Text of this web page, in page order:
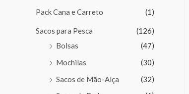
Pack Cana e Carreto (1)
Sacos para Pesca
(126)
Bolsas
(47)
Mochilas
(30)
Sacos de Mão-Alça
(32)